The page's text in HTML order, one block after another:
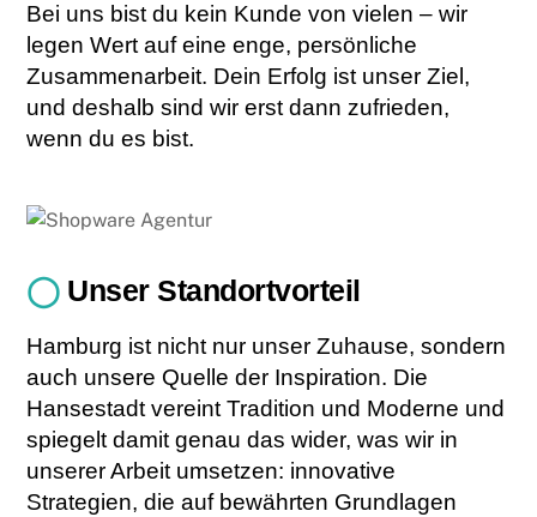
Bei uns bist du kein Kunde von vielen – wir
legen Wert auf eine enge, persönliche
Zusammenarbeit. Dein Erfolg ist unser Ziel,
und deshalb sind wir erst dann zufrieden,
wenn du es bist.
◯ Unser Standortvorteil
Hamburg ist nicht nur unser Zuhause, sondern
auch unsere Quelle der Inspiration. Die
Hansestadt vereint Tradition und Moderne und
spiegelt damit genau das wider, was wir in
unserer Arbeit umsetzen: innovative
Strategien, die auf bewährten Grundlagen